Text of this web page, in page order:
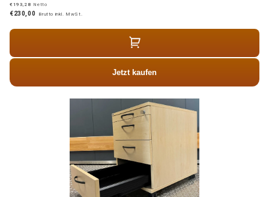
€193,28 Netto
€230,00 Brutto inkl. MwSt.
Jetzt kaufen